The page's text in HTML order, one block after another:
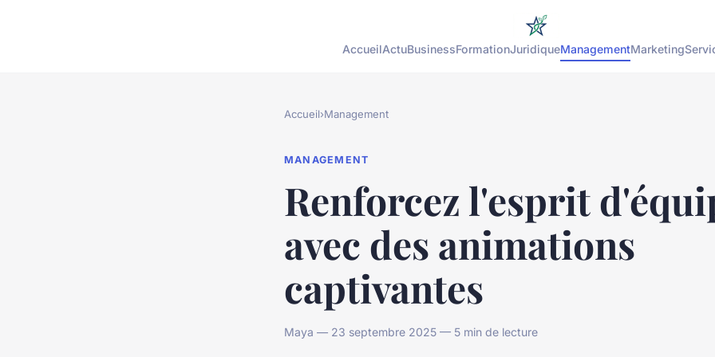
AccueilActuBusinessFormationJuridiqueManagementMarketing
Accueil›Management
MANAGEMENT
Renforcez l'esprit
avec des animations
captivantes
Maya — 23 septembre 2025 — 5 min de lecture